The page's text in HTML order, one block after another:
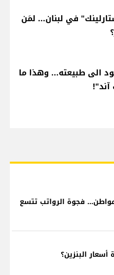
في لبنان... لمَن
الى طبيعته... وهذا ما
آند"!
فجوة الرواتب تتسع
البنزين؟